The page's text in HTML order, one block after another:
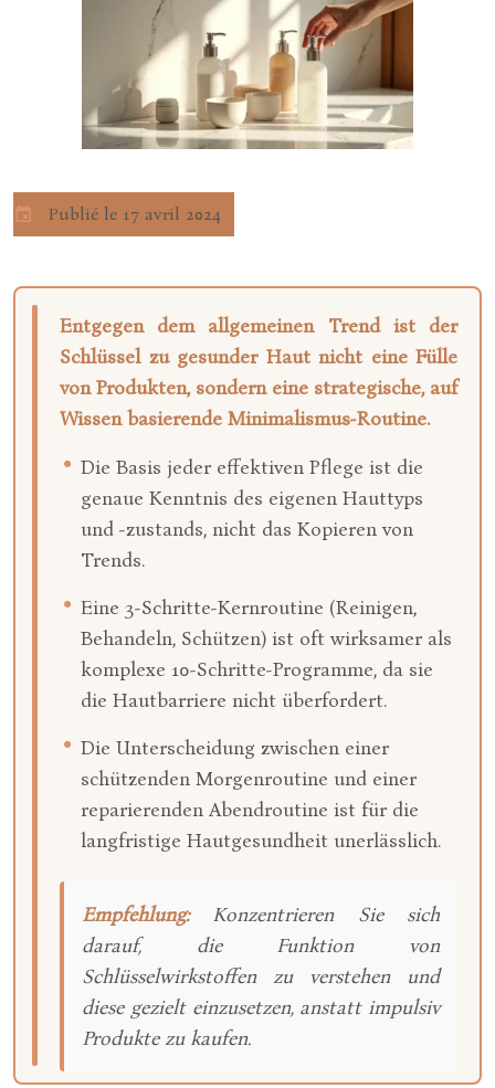
Publié le 17 avril 2024
Entgegen dem allgemeinen Trend ist der
Schlüssel zu gesunder Haut nicht eine Fülle
von Produkten, sondern eine strategische, auf
Wissen basierende Minimalismus-Routine.
Die Basis jeder effektiven Pflege ist die
genaue Kenntnis des eigenen Hauttyps
und -zustands, nicht das Kopieren von
Trends.
Eine 3-Schritte-Kernroutine (Reinigen,
Behandeln, Schützen) ist oft wirksamer als
komplexe 10-Schritte-Programme, da sie
die Hautbarriere nicht überfordert.
Die Unterscheidung zwischen einer
schützenden Morgenroutine und einer
reparierenden Abendroutine ist für die
langfristige Hautgesundheit unerlässlich.
Empfehlung:Konzentrieren Sie sich
darauf, die Funktion von
Schlüsselwirkstoffen zu verstehen und
diese gezielt einzusetzen, anstatt impulsiv
Produkte zu kaufen.